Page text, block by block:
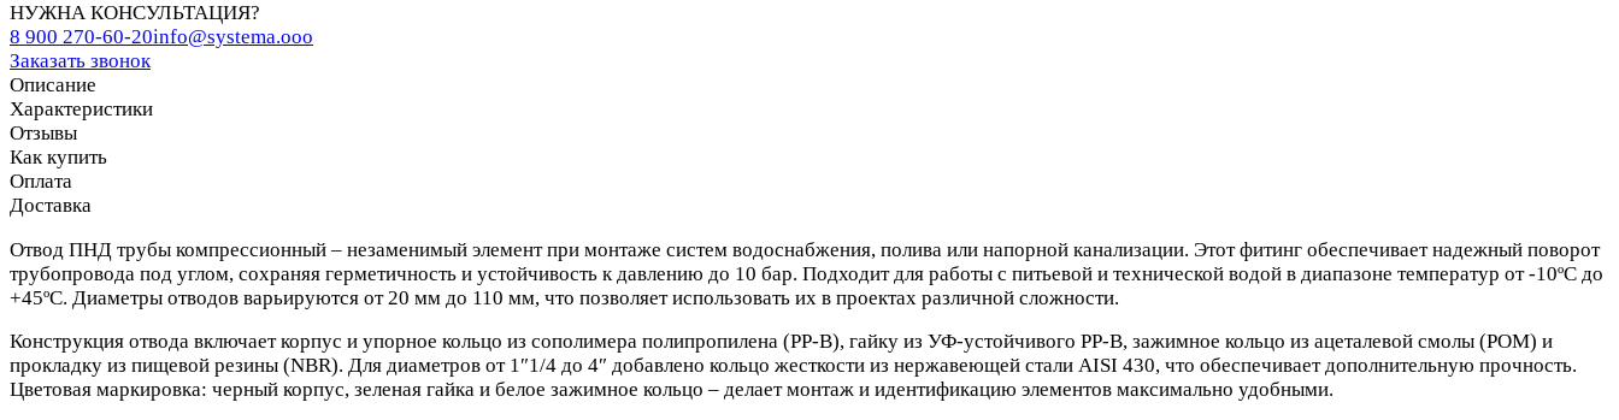
НУЖНА КОНСУЛЬТАЦИЯ?
8 900 270-60-20info@systema.ooo
Заказать звонок
Описание
Характеристики
Отзывы
Как купить
Оплата
Доставка
Отвод ПНД трубы компрессионный – незаменимый элемент при монтаже систем водоснабжения, полива или напорной канализации. Этот фитинг обеспечивает надежный поворот
трубопровода под углом, сохраняя герметичность и устойчивость к давлению до 10 бар. Подходит для работы с питьевой и технической водой в диапазоне температур от -10ºС до
+45ºС. Диаметры отводов варьируются от 20 мм до 110 мм, что позволяет использовать их в проектах различной сложности.
Конструкция отвода включает корпус и упорное кольцо из сополимера полипропилена (PP-B), гайку из УФ-устойчивого PP-B, зажимное кольцо из ацеталевой смолы (POM) и
прокладку из пищевой резины (NBR). Для диаметров от 1″1/4 до 4″ добавлено кольцо жесткости из нержавеющей стали AISI 430, что обеспечивает дополнительную прочность.
Цветовая маркировка: черный корпус, зеленая гайка и белое зажимное кольцо – делает монтаж и идентификацию элементов максимально удобными.